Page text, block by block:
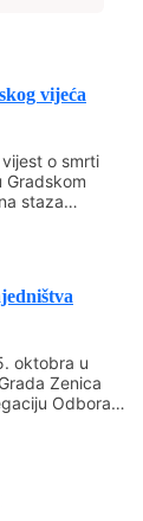
se
vijeća
o smrti
Gradskom
staza
oktobra u
Zenica
Odbora